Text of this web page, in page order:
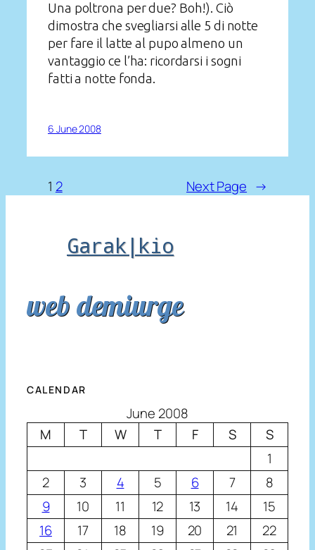
Una poltrona per due? Boh!). Ciò
dimostra che svegliarsi alle 5 di notte
per fare il latte al pupo almeno un
vantaggio ce l’ha: ricordarsi i sogni
fatti a notte fonda.
6 June 2008
1 2 Next Page →
Garak|kio
web demiurge
CALENDAR
June 2008
M
T W T F S
S
1
2
3 4 5 6 7
8
9
10 11 12 13 14
15
16
17 18 19 20 21
22